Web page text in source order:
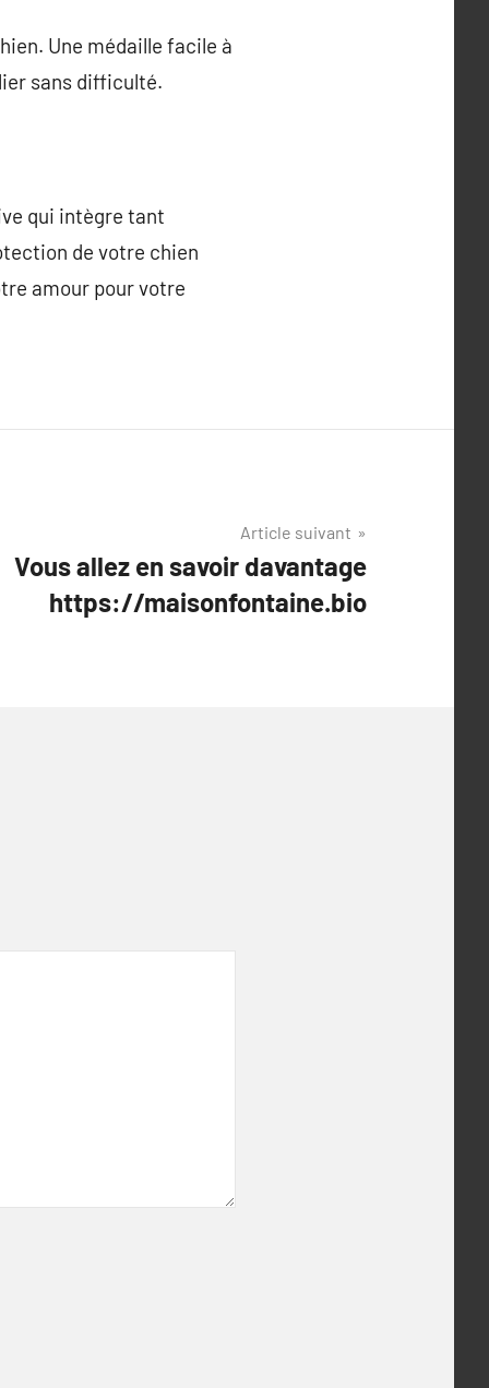
Une médaille facile à
sans difficulté.
qui intègre tant
de votre chien
amour pour votre
Article suivant
Vous allez en savoir davantage
https://maisonfontaine.bio